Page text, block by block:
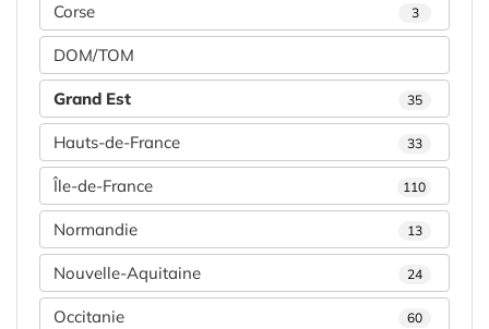
Corse 3
DOM/TOM
Grand Est 35
Hauts-de-France 33
Île-de-France 110
Normandie 13
Nouvelle-Aquitaine 24
Occitanie 60